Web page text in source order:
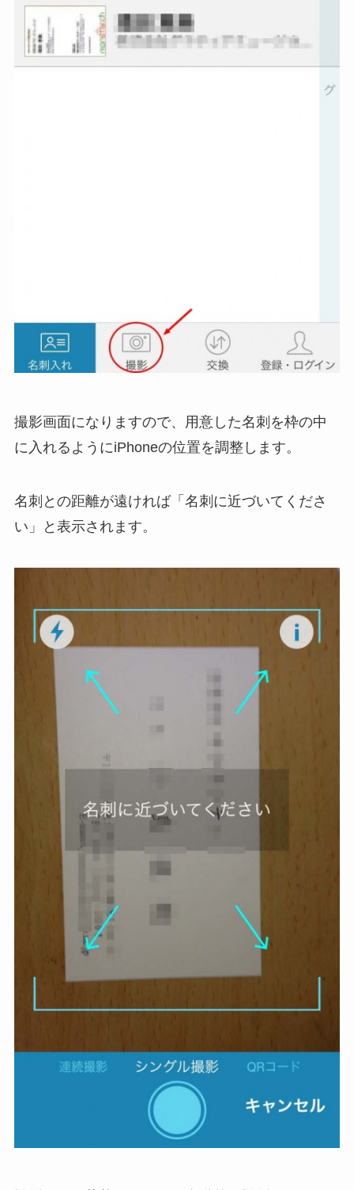
撮影画面になりますので、用意した名刺を枠の中
に入れるようにiPhoneの位置を調整します。
名刺との距離が遠ければ「名刺に近づいてくださ
い」と表示されます。